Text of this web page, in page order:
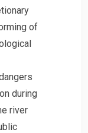
of
during
river